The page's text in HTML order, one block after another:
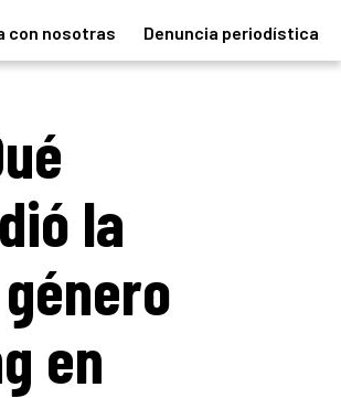
con nosotras Denuncia periodística
la
en